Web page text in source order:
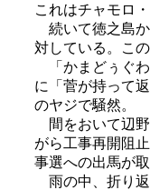
これはチャモロ
続いて徳之島か
対している。こ
「かまどぅぐわ
に「菅が持って
のヤジで騒然。
間をおいて辺野
がら工事再開阻
事選への出馬が
雨の中、折り返